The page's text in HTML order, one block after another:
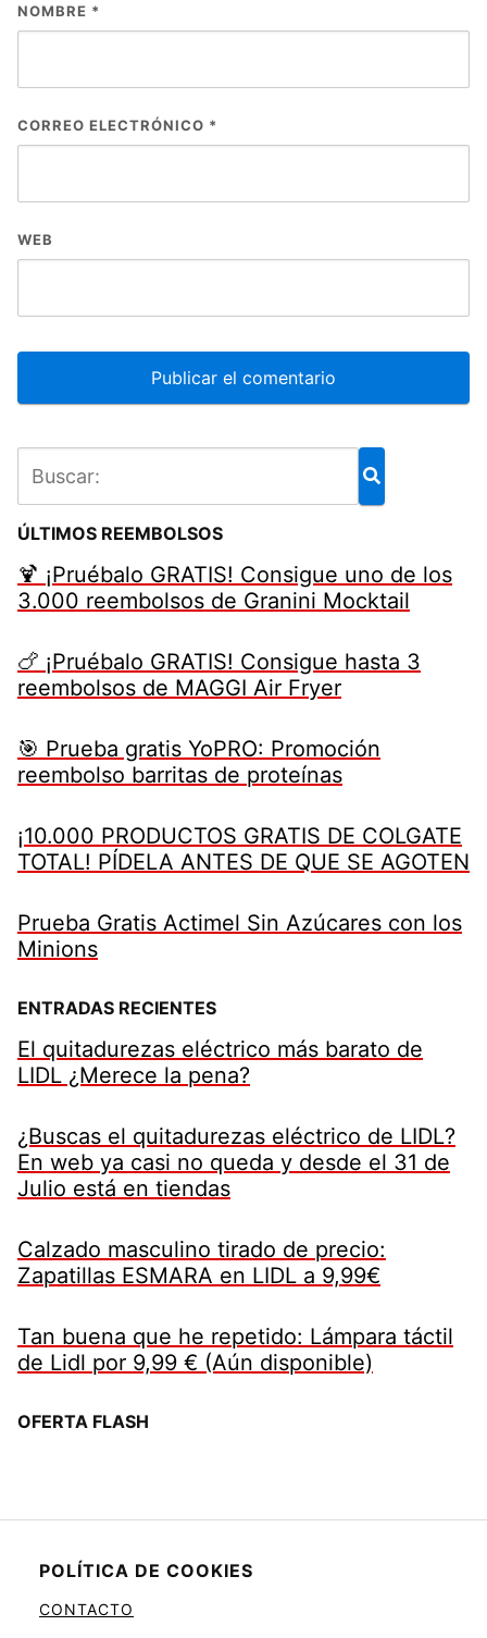
NOMBRE *
CORREO ELECTRÓNICO *
WEB
ÚLTIMOS REEMBOLSOS
🍹 ¡Pruébalo GRATIS! Consigue uno de los
3.000 reembolsos de Granini Mocktail
🍗 ¡Pruébalo GRATIS! Consigue hasta 3
reembolsos de MAGGI Air Fryer
🎯 Prueba gratis YoPRO: Promoción
reembolso barritas de proteínas
¡10.000 PRODUCTOS GRATIS DE COLGATE
TOTAL! PÍDELA ANTES DE QUE SE AGOTEN
Prueba Gratis Actimel Sin Azúcares con los
Minions
ENTRADAS RECIENTES
El quitadurezas eléctrico más barato de
LIDL ¿Merece la pena?
¿Buscas el quitadurezas eléctrico de LIDL?
En web ya casi no queda y desde el 31 de
Julio está en tiendas
Calzado masculino tirado de precio:
Zapatillas ESMARA en LIDL a 9,99€
Tan buena que he repetido: Lámpara táctil
de Lidl por 9,99 € (Aún disponible)
OFERTA FLASH
POLÍTICA DE COOKIES
CONTACTO